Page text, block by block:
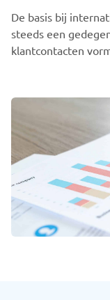
De basis bij
steeds een
klantcontacten